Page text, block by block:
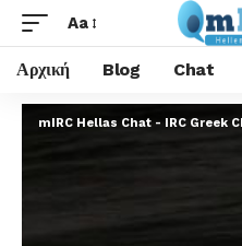
Aa
Αρχική Blog Chat